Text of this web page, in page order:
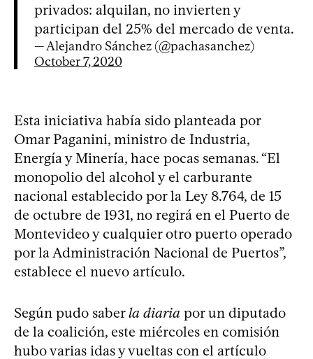
privados: alquilan, no invierten y
participan del 25% del mercado de venta.
— Alejandro Sánchez (@pachasanchez)
October 7, 2020
Esta iniciativa había sido planteada por
Omar Paganini, ministro de Industria,
Energía y Minería, hace pocas semanas. “El
monopolio del alcohol y el carburante
nacional establecido por la Ley 8.764, de 15
de octubre de 1931, no regirá en el Puerto de
Montevideo y cualquier otro puerto operado
por la Administración Nacional de Puertos”,
establece el nuevo artículo.
Según pudo saberla diaria por un diputado
de la coalición, este miércoles en comisión
hubo varias idas y vueltas con el artículo